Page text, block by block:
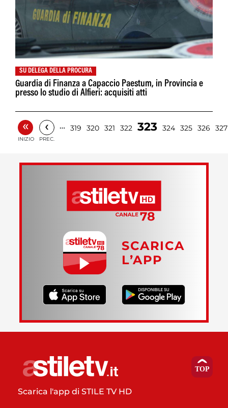
SU DELEGA DELLA PROCURA
Guardia di Finanza a Capaccio Paestum, in Provincia e
presso lo studio di Alfieri: acquisiti atti
«
INIZIO
‹
PREC.
… 319 320 321 322 323 324 325 326 327
SCARICA
L’APP
Scarica l'app di STILE TV HD